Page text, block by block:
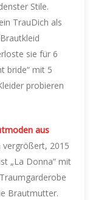
Stile.
TrauDich als
sie für 6
bride“ mit 5
probieren
aus
vergrößert, 2015
„La Donna“ mit
Brautmutter.